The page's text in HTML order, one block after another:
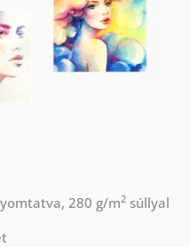
280 g/m2súllyal